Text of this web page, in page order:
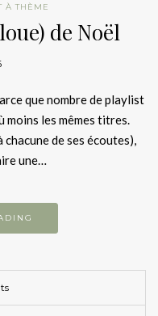
À THÈME
de Noël
que nombre de playlist
les mêmes titres.
de ses écoutes),
une…